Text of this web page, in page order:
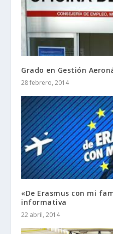
Grado en Gestión
28 febrero, 2014
«De Erasmus con mi
informativa
22 abril, 2014